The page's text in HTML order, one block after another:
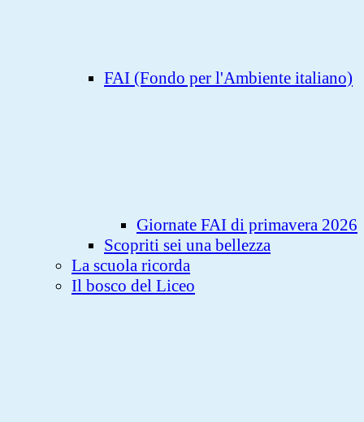
FAI (Fondo per l'Ambiente italiano)
Giornate FAI di primavera 2026
Scopriti sei una bellezza
La scuola ricorda
Il bosco del Liceo